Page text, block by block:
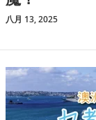
八月 13, 2025